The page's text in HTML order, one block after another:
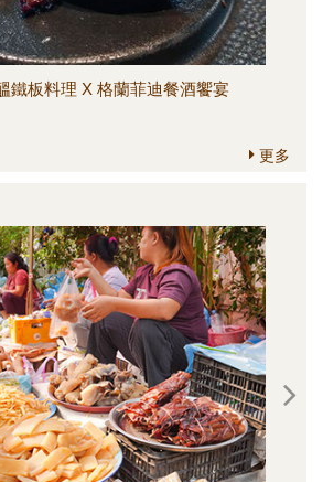
鐵板料理 X 格蘭菲迪餐酒饗宴
更多